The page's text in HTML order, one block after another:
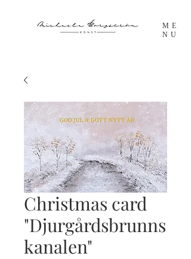
ME
NU
Christmas card
"Djurgårdsbrunns
kanalen"